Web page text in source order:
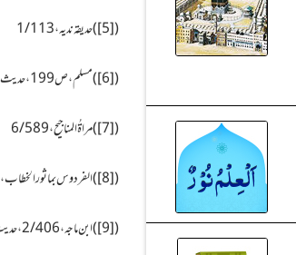
(
[5]
)حدیقہ ندیہ،1/113
(
[6]
)مسلم،ص199، حدیث:
(
[7]
)مراۃُ المناجیح، 6/589
(
[8]
)الفردوس بماثور الخطاب، 3/415،حدیث 5268
(
[9]
)ابن ماجہ، 2/406، حدیث: 1846